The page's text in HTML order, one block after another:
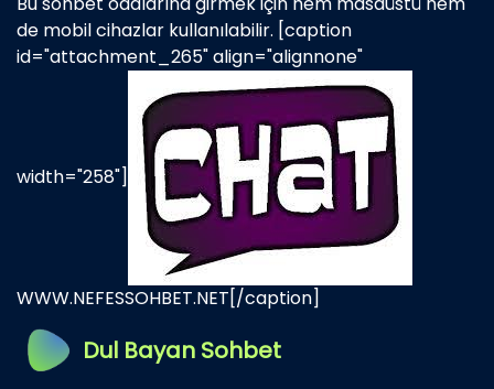
de mobil cihazlar kullanılabilir. [caption
id="attachment_265" align="alignnone"
width="258"]
WWW.NEFESSOHBET.NET[/caption]
Dul Bayan Sohbet